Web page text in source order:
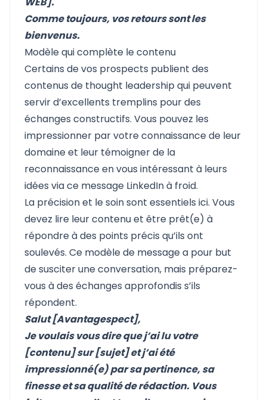
Comme toujours, vos retours sont les
bienvenus.
Modèle qui complète le contenu
Certains de vos prospects publient des
contenus de thought leadership qui peuvent
servir d’excellents tremplins pour des
échanges constructifs. Vous pouvez les
impressionner par votre connaissance de leur
domaine et leur témoigner de la
reconnaissance en vous intéressant à leurs
idées via ce message LinkedIn à froid.
La précision et le soin sont essentiels ici. Vous
devez lire leur contenu et être prêt(e) à
répondre à des points précis qu’ils ont
soulevés. Ce modèle de message a pour but
de susciter une conversation, mais préparez-
vous à des échanges approfondis s’ils
répondent.
Salut [Avantagespect],
Je voulais vous dire que j’ai lu votre
[contenu] sur [sujet] et j’ai été
impressionné(e) par sa pertinence, sa
finesse et sa qualité de rédaction. Vous